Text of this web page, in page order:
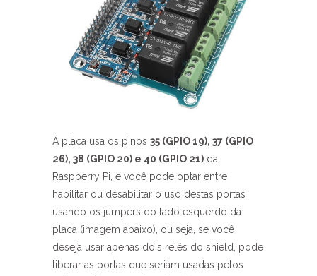
A placa usa os pinos 35 (GPIO 19), 37 (GPIO
26), 38 (GPIO 20) e 40 (GPIO 21) da
Raspberry Pi, e você pode optar entre
habilitar ou desabilitar o uso destas portas
usando os jumpers do lado esquerdo da
placa (imagem abaixo), ou seja, se você
deseja usar apenas dois relés do shield, pode
liberar as portas que seriam usadas pelos